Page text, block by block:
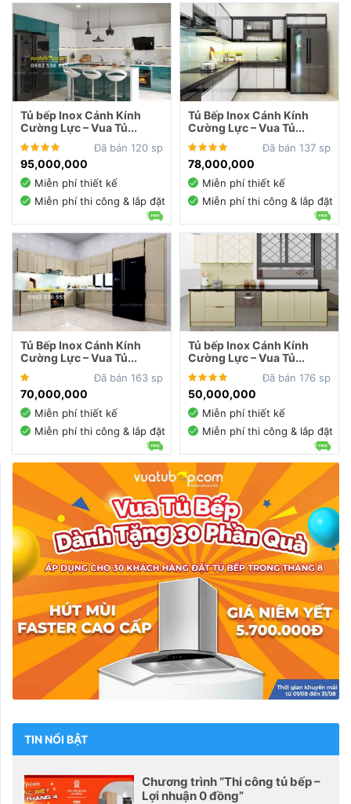
TIN NỔI BẬT
Chương trình “Thi công tủ bếp –
Lợi nhuận 0 đồng”
Tủ bếp Inox Cánh Kính
Cường Lực – Vua Tủ...
Đã bán 120 sp
95,000,000
Miễn phí thiết kế
Miễn phí thi công & lắp đặt
Tủ Bếp Inox Cánh Kính
Cường Lực – Vua Tủ...
Đã bán 137 sp
78,000,000
Miễn phí thiết kế
Miễn phí thi công & lắp đặt
Tủ Bếp Inox Cánh Kính
Cường Lực – Vua Tủ...
Đã bán 163 sp
70,000,000
Miễn phí thiết kế
Miễn phí thi công & lắp đặt
Tủ bếp Inox Cánh Kính
Cường Lực – Vua Tủ...
Đã bán 176 sp
50,000,000
Miễn phí thiết kế
Miễn phí thi công & lắp đặt